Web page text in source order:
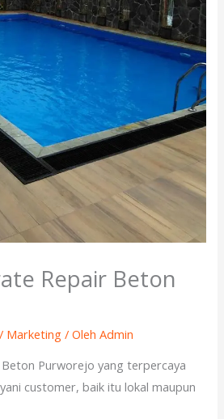
Repair Beton
/ Marketing / OlehAdmin
Beton Purworejo yang terpercaya
customer, baik itu lokal maupun